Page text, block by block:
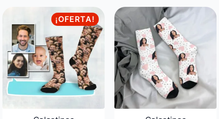
original
era:
24,90 €.
actual
es:
19,90 €.
¡OFERTA!